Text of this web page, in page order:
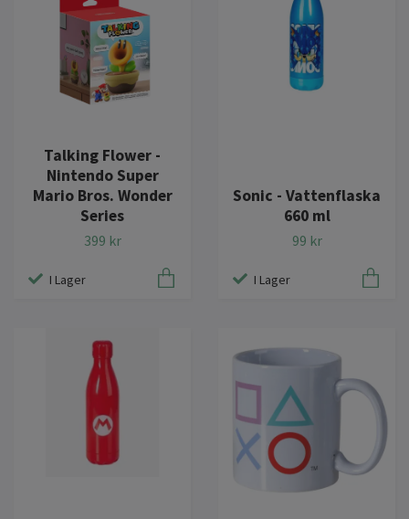
Talking Flower -
Nintendo Super
Mario Bros. Wonder
Series
399 kr
I Lager
Sonic - Vattenflaska
660 ml
99 kr
I Lager